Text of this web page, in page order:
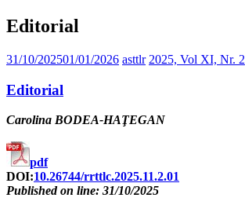
Editorial
31/10/202501/01/2026 asttlr 2025, Vol XI, Nr. 2
Editorial
Carolina BODEA-HAŢEGAN
pdf
DOI:10.26744/rrttlc.2025.11.2.01
Published on line: 31/10/2025